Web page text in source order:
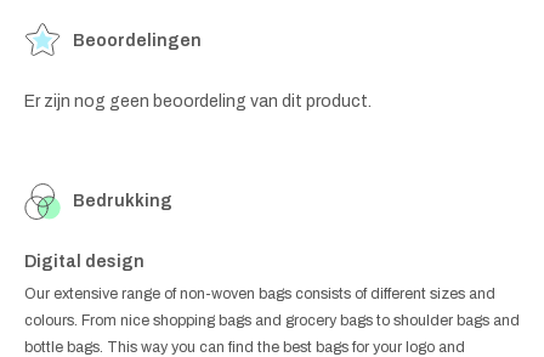
Beoordelingen
Er zijn nog geen beoordeling van dit product.
Bedrukking
Digital design
Our extensive range of non-woven bags consists of different sizes and
colours. From nice shopping bags and grocery bags to shoulder bags and
bottle bags. This way you can find the best bags for your logo and